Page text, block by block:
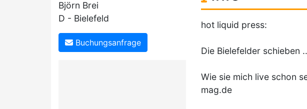
Björn Brei
D - Bielefeld
Buchungsanfrage
hot liquid press:
Die Bielefelder schieben
Wie sie mich live schon
mag.de